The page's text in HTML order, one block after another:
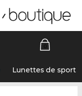
Lunettes de sport